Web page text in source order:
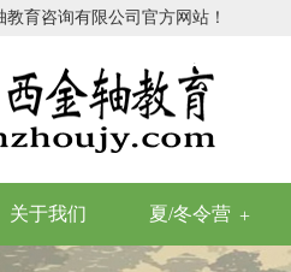
育咨询有限公司官方网站！
关于我们 夏/冬令营